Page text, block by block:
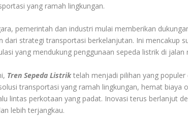
yang ramah lingkungan.
pemerintah dan industri mulai memberikan
dari strategi transportasi berkelanjutan. Ini mencakup
yang mendukung penggunaan sepeda listrik di jalan
Tren Sepeda Listriktelah menjadi pilihan yang populer
transportasi yang ramah lingkungan, hemat biaya
lintas perkotaan yang padat. Inovasi terus berlanjut
lebih terjangkau.